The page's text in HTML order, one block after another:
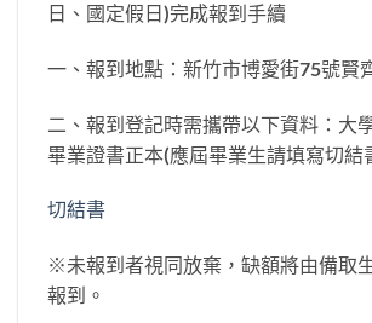
日、國定假日)完成報到手續
一、報到地點：新竹市博愛街75號賢
二、報到登記時需攜帶以下資料：大
畢業證書正本(應屆畢業生請填寫切結
切結書
※未報到者視同放棄，缺額將由備取
報到。